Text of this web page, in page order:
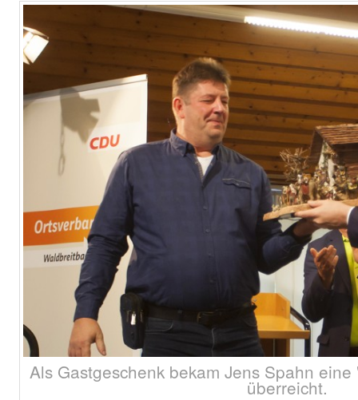
Als Gastgeschenk bekam Jens Spahn
überreicht.